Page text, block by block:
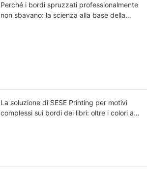
Perché i bordi spruzzati professionalmente
non sbavano: la scienza alla base della
La soluzione di SESE Printing per motivi
complessi sui bordi dei libri: oltre i colori a